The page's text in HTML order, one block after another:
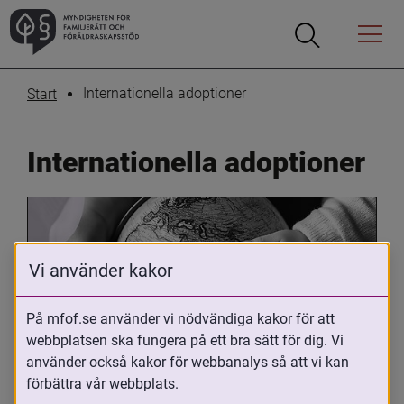
Öppna
Öppna
Menyn
Start Internationella adoptioner
Internationella adoptioner
Oavsett om du är adopterad,
adoptivförälder eller arbetar med
Vi använder kakor
På mfof.se använder vi nödvändiga kakor för att
webbplatsen ska fungera på ett bra sätt för dig. Vi
använder också kakor för webbanalys så att vi kan
förbättra vår webbplats.